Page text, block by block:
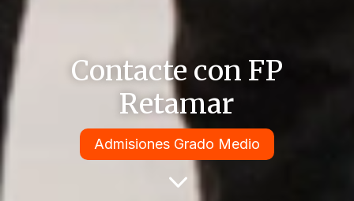
Contacte con FP
Retamar
Admisiones Grado Medio
3